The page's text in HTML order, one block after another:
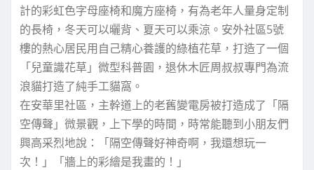
計的彩虹色字母座椅和魔方座椅，有為老年人量身定制
的長椅，冬天可以曬背、夏天可以乘涼。安外社區5號
樓的熱心居民用自己精心養護的綠植花草，打造了一個
「兒童識花草」微型科普園，退休木匠周叔叔專門為流
浪貓打造了純手工貓窩。
在安華里社區，主幹道上的老舊變電房被打造成了「隔
空傳聲」微景觀，上下學的時間，時常能聽到小朋友們
興高采烈地說：「隔空傳聲好神奇啊，我還想玩一
次！」「牆上的彩繪是我畫的！」